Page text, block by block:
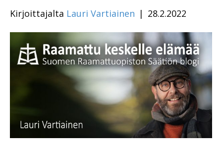
Kirjoittajalta Lauri Vartiainen | 28.2.2022